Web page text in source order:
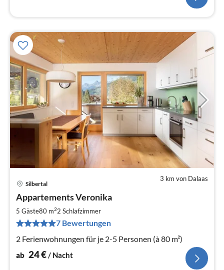
3 km von Dalaas
Silbertal
Appartements Veronika
5 Gäste80 m22 Schlafzimmer
7 Bewertungen
2 Ferienwohnungen für je 2-5 Personen (à 80 m²)
ab 24€/ Nacht